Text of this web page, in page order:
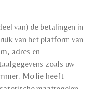
van) de betalingen in
van het platform van
adres en
zoals uw
Mollie heeft